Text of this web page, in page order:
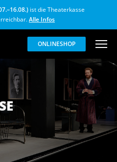
ist die Theaterkasse
Alle Infos
ONLINESHOP